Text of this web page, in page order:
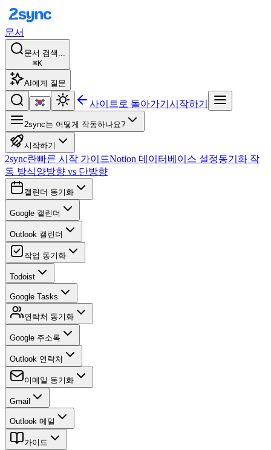
문서
문서 검색...
⌘K
AI에게 질문
사이트로 돌아가기 시작하기
2sync는 어떻게 작동하나요?
시작하기
2sync란빠른 시작 가이드Notion 데이터베이스 설정동기화 작
동 방식양방향 vs 단방향
캘린더 동기화
Google 캘린더
Outlook 캘린더
작업 동기화
Todoist
Google Tasks
연락처 동기화
Google 주소록
Outlook 연락처
이메일 동기화
Gmail
Outlook 메일
가이드